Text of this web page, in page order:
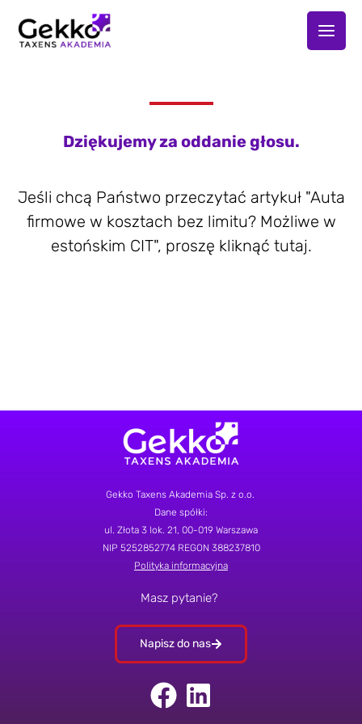
Dziękujemy za oddanie głosu.
Jeśli chcą Państwo przeczytać artykuł "Auta
firmowe w kosztach bez limitu? Możliwe w
estońskim CIT", proszę kliknąć tutaj.
Gekko Taxens Akademia Sp. z o.o.
Dane spółki:
ul. Złota 3 lok. 21 , 00-019 Warszawa
NIP 5252852774 REGON 388237810
Polityka informacyjna
Masz pytanie?
Napisz do nas
F
L